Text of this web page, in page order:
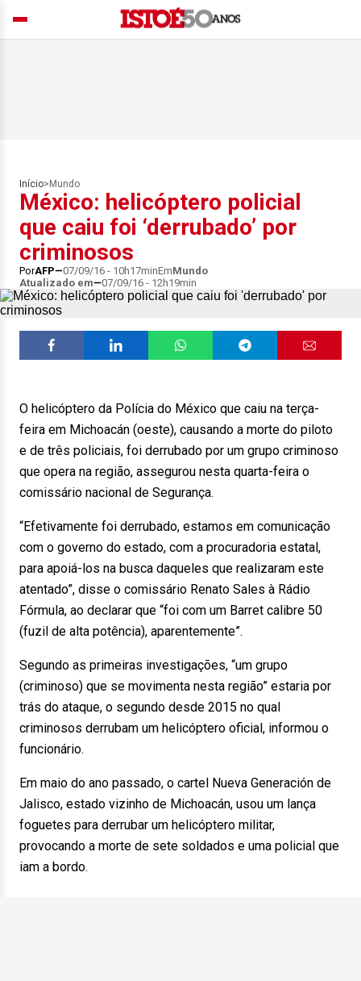
Início> Mundo
México: helicóptero policial
que caiu foi ‘derrubado’ por
criminosos
PorAFP 07/09/16 - 10h17minEmMundo
Atualizado em
07/09/16 - 12h19min
O helicóptero da Polícia do México que caiu na terça-
feira em Michoacán (oeste), causando a morte do piloto
e de três policiais, foi derrubado por um grupo criminoso
que opera na região, assegurou nesta quarta-feira o
comissário nacional de Segurança.
“Efetivamente foi derrubado, estamos em comunicação
com o governo do estado, com a procuradoria estatal,
para apoiá-los na busca daqueles que realizaram este
atentado”, disse o comissário Renato Sales à Rádio
Fórmula, ao declarar que “foi com um Barret calibre 50
(fuzil de alta potência), aparentemente”.
Segundo as primeiras investigações, “um grupo
(criminoso) que se movimenta nesta região” estaria por
trás do ataque, o segundo desde 2015 no qual
criminosos derrubam um helicóptero oficial, informou o
funcionário.
Em maio do ano passado, o cartel Nueva Generación de
Jalisco, estado vizinho de Michoacán, usou um lança
foguetes para derrubar um helicóptero militar,
provocando a morte de sete soldados e uma policial que
iam a bordo.